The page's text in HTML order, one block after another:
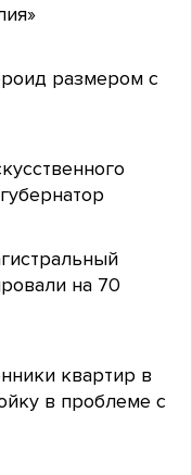
размером с
на 70
квартир в
в проблеме с